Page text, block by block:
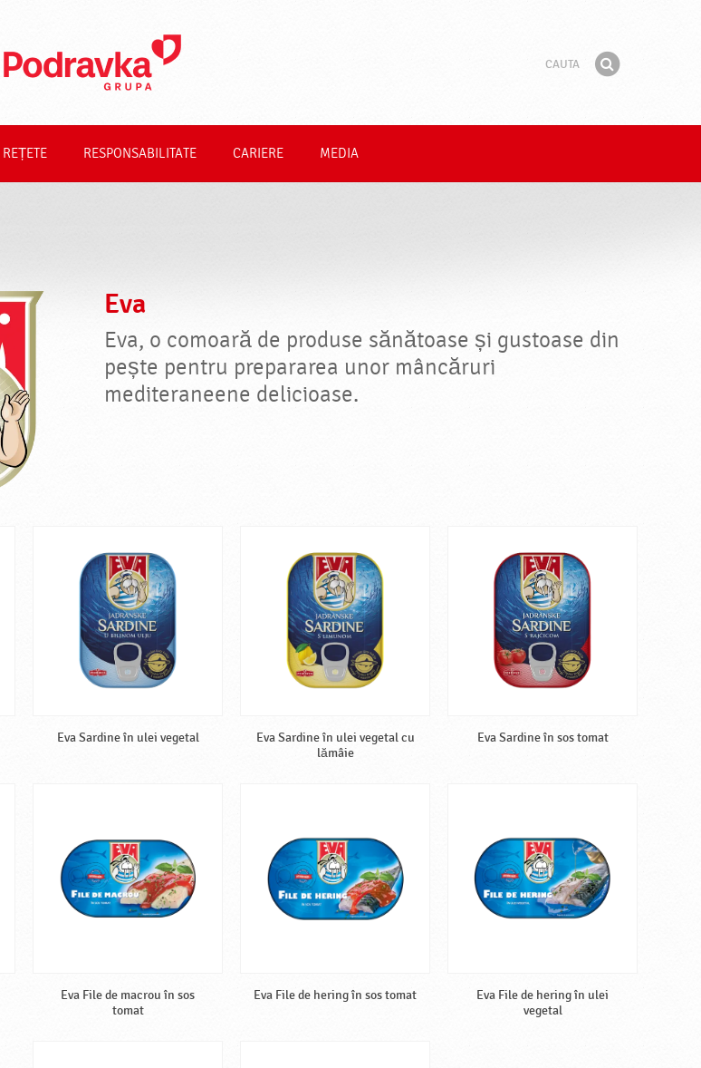
REȚETE RESPONSABILITATE CARIERE MEDIA
Eva
Eva, o comoară de produse sănătoase și gustoase din
pește pentru prepararea unor mâncăruri
mediteraneene delicioase.
Eva Sardine în ulei vegetal
Eva Sardine în ulei vegetal cu
lămâie
Eva Sardine în sos tomat
Eva File de macrou în sos
tomat
Eva File de hering în sos tomat
Eva File de hering în ulei
vegetal